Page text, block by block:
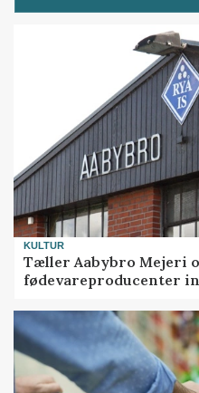
KULTUR
Tæller Aabybro Mejeri
fødevareproducenter